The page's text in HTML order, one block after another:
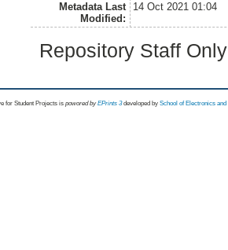
Metadata Last
Modified:
14 Oct 2021 01:04
Repository Staff
for Student Projects is powored byEPrints 3 developed by School of Electronics